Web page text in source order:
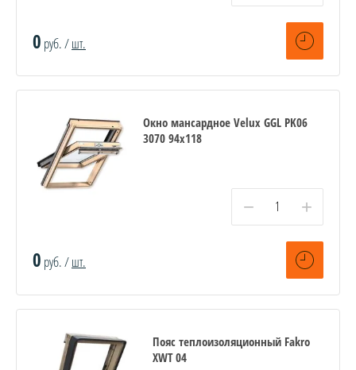
0 руб. /шт.
Окно мансардное Velux GGL PK06
3070 94х118
− +
0 руб. /шт.
Пояс теплоизоляционный Fakro
XWT 04